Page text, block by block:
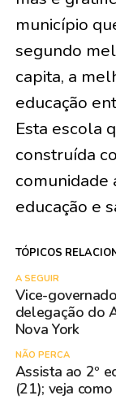
município
segundo
capita, a
educação
Esta escola
construída
comunidade
educação e
TÓPICOS
A SEGUIR
Vice-
delegação do
Nova York
NÃO PERCA
Assista ao 2º
(21); veja como